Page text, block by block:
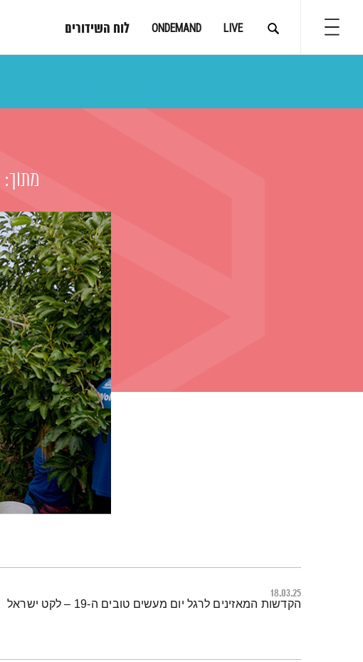
LIVE
ONDEMAND לוח השידורים
מתוך:
18.03.25
תמצית הפודקאסט
הקדשות המאזינים לרגל יום מעשים טובים ה-19 – לקט ישראל